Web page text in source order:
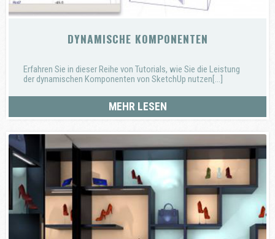
DYNAMISCHE KOMPONENTEN
Erfahren Sie in dieser Reihe von Tutorials, wie Sie die Leistung
der dynamischen Komponenten von SketchUp nutzen[...]
MEHR LESEN